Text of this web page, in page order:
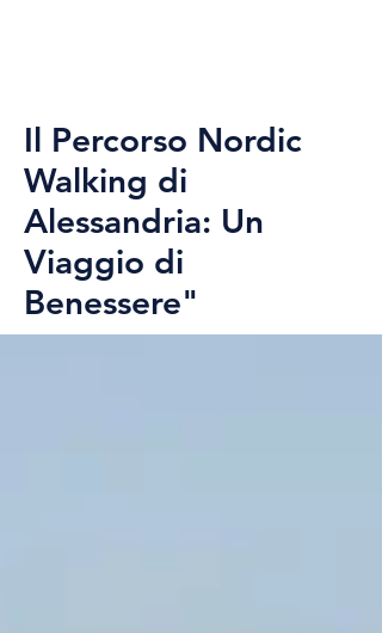
Il Percorso Nordic
Walking di
Alessandria: Un
Viaggio di
Benessere"